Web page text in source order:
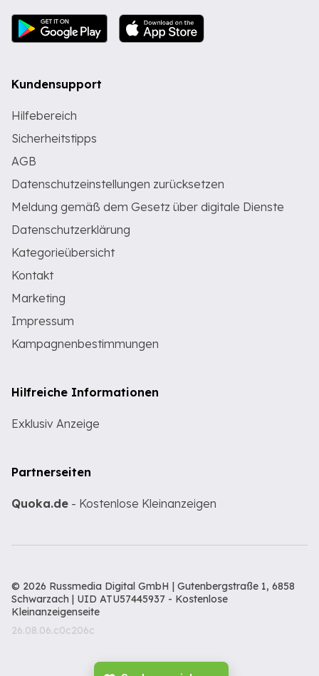
Kundensupport
Hilfebereich
Sicherheitstipps
AGB
Datenschutzeinstellungen zurücksetzen
Meldung gemäß dem Gesetz über digitale Dienste
Datenschutzerklärung
Kategorieübersicht
Kontakt
Marketing
Impressum
Kampagnenbestimmungen
Hilfreiche Informationen
Exklusiv Anzeige
Partnerseiten
Quoka.de - Kostenlose Kleinanzeigen
© 2026 Russmedia Digital GmbH | Gutenbergstraße 1, 6858
Schwarzach | UID ATU57445937 - Kostenlose
Kleinanzeigenseite
26.08.06.c0c206c